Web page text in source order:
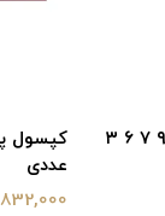
سافت ژل مگا امگا ۱۰۰۰ میلی گرم ۹ ۷ ۶ ۳
عددی
832,000 تومان